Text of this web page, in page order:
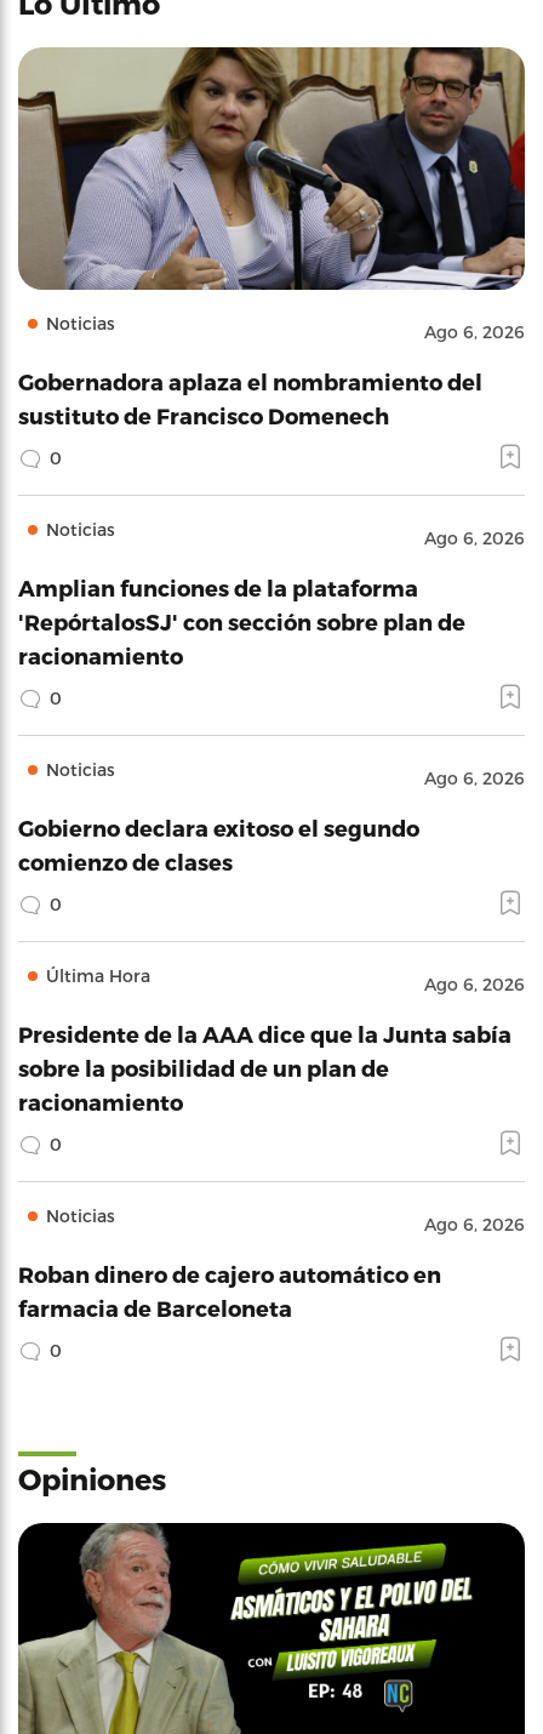
Noticias Ago 6, 2026
Gobernadora aplaza el nombramiento del
sustituto de Francisco Domenech
0
Noticias Ago 6, 2026
Amplian funciones de la plataforma
'RepórtalosSJ' con sección sobre plan de
racionamiento
0
Noticias Ago 6, 2026
Gobierno declara exitoso el segundo
comienzo de clases
0
Última Hora Ago 6, 2026
Presidente de la AAA dice que la Junta sabía
sobre la posibilidad de un plan de
racionamiento
0
Noticias Ago 6, 2026
Roban dinero de cajero automático en
farmacia de Barceloneta
0
Opiniones